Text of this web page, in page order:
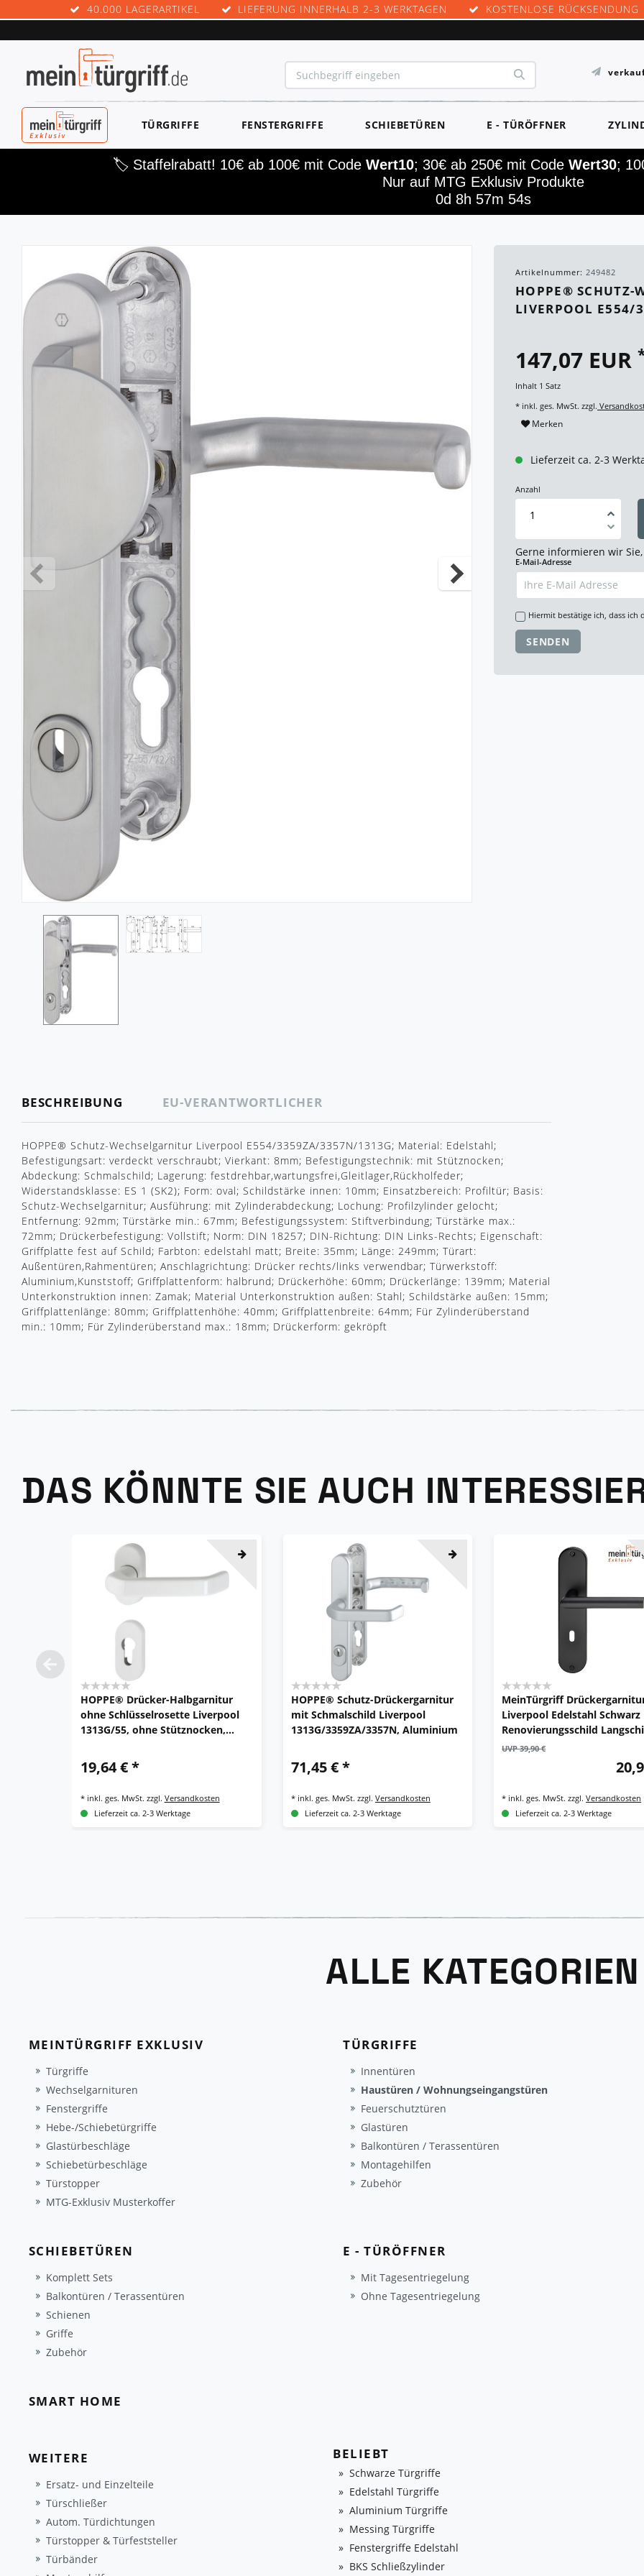
40.000 LAGERARTIKEL LIEFERUNG INNERHALB 2-3 WERKTAGEN KOSTENLOSE RÜCKSENDUNG
MEINTÜRGRIF
F EXKLUSIV
TÜRGRIFFE FENSTERGRIFFE SCHIEBETÜREN E - TÜRÖFFNER
🏷️ Staffelrabatt! 10€ ab 100€ mit Code Wert10; 30€ ab 250€ mit Code Wert30;
Nur auf MTG Exklusiv Produkte
0d 8h 57m 54s
Artikelnummer: 249482
HOPPE® SCHUTZ-
LIVERPOOL E554/
147,07 EUR
Inhalt 1 Satz
* inkl. ges. MwSt. zzgl.
Merken
Lieferzeit ca. 2-3
Anzahl
Gerne informieren wir
E-Mail-Adresse
Hiermit bestätige ich, dass ich
SENDEN
BESCHREIBUNG EU-VERANTWORTLICHER
HOPPE® Schutz-Wechselgarnitur Liverpool E554/3359ZA/3357N/1313G; Material: Edelstahl;
Befestigungsart: verdeckt verschraubt; Vierkant: 8mm; Befestigungstechnik: mit Stütznocken;
Abdeckung: Schmalschild; Lagerung: festdrehbar,wartungsfrei,Gleitlager,Rückholfeder;
Widerstandsklasse: ES 1 (SK2); Form: oval; Schildstärke innen: 10mm; Einsatzbereich: Profiltür; Basis:
Schutz-Wechselgarnitur; Ausführung: mit Zylinderabdeckung; Lochung: Profilzylinder gelocht;
Entfernung: 92mm; Türstärke min.: 67mm; Befestigungssystem: Stiftverbindung; Türstärke max.:
72mm; Drückerbefestigung: Vollstift; Norm: DIN 18257; DIN-Richtung: DIN Links-Rechts; Eigenschaft:
Griffplatte fest auf Schild; Farbton: edelstahl matt; Breite: 35mm; Länge: 249mm; Türart:
Außentüren,Rahmentüren; Anschlagrichtung: Drücker rechts/links verwendbar; Türwerkstoff:
Aluminium,Kunststoff; Griffplattenform: halbrund; Drückerhöhe: 60mm; Drückerlänge: 139mm; Material
Unterkonstruktion innen: Zamak; Material Unterkonstruktion außen: Stahl; Schildstärke außen: 15mm;
Griffplattenlänge: 80mm; Griffplattenhöhe: 40mm; Griffplattenbreite: 64mm; Für Zylinderüberstand
min.: 10mm; Für Zylinderüberstand max.: 18mm; Drückerform: gekröpft
DAS KÖNNTE SIE AUCH
HOPPE® Drücker-Halbgarnitur
ohne Schlüsselrosette Liverpool
1313G/55, ohne Stütznocken,
19,64 € *
* inkl. ges. MwSt. zzgl. Versandkosten
Lieferzeit ca. 2-3 Werktage
HOPPE® Schutz-Drückergarnitur
mit Schmalschild Liverpool
1313G/3359ZA/3357N, Aluminium
71,45 € *
* inkl. ges. MwSt. zzgl. Versandkosten
Lieferzeit ca. 2-3 Werktage
MeinTürgriff
Liverpool Edelstahl Schwarz
Renovierungsschild
Langschildgarnitur
UVP 39,90 €
* inkl. ges. MwSt. zzgl.Versandkosten
Lieferzeit ca. 2-3 Werktage
ALLE KATEGORIEN
MEINTÜRGRIFF EXKLUSIV
Türgriffe
Wechselgarnituren
Fenstergriffe
Hebe-/Schiebetürgriffe
Glastürbeschläge
Schiebetürbeschläge
Türstopper
MTG-Exklusiv Musterkoffer
TÜRGRIFFE
Innentüren
Haustüren / Wohnungseingangstüren
Feuerschutztüren
Glastüren
Balkontüren / Terassentüren
Montagehilfen
Zubehör
SCHIEBETÜREN
Komplett Sets
Balkontüren / Terassentüren
Schienen
Griffe
Zubehör
E - TÜRÖFFNER
Mit Tagesentriegelung
Ohne Tagesentriegelung
SMART HOME
WEITERE
Ersatz- und Einzelteile
Türschließer
Autom. Türdichtungen
Türstopper & Türfeststeller
Türbänder
BELIEBT
Schwarze Türgriffe
Edelstahl Türgriffe
Aluminium Türgriffe
Messing Türgriffe
Fenstergriffe Edelstahl
BKS Schließzylinder